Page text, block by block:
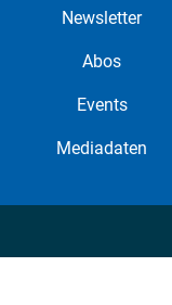
Newsletter
Abos
Events
Mediadaten